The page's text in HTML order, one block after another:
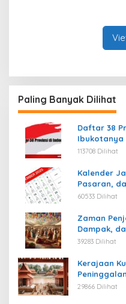
Paling Banyak Dilihat
Daftar 38
Ibukotanya
113708 Dilihat
Kalender
Pasaran,
60533 Dilihat
Zaman
Dampak,
39283 Dilihat
Kerajaan
29866 Dilihat